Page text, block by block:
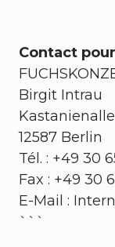
Contact
Birgit Intrau
12587 Berlin
Tél. : +49 30
Fax : +49 30
E-Mail :
```